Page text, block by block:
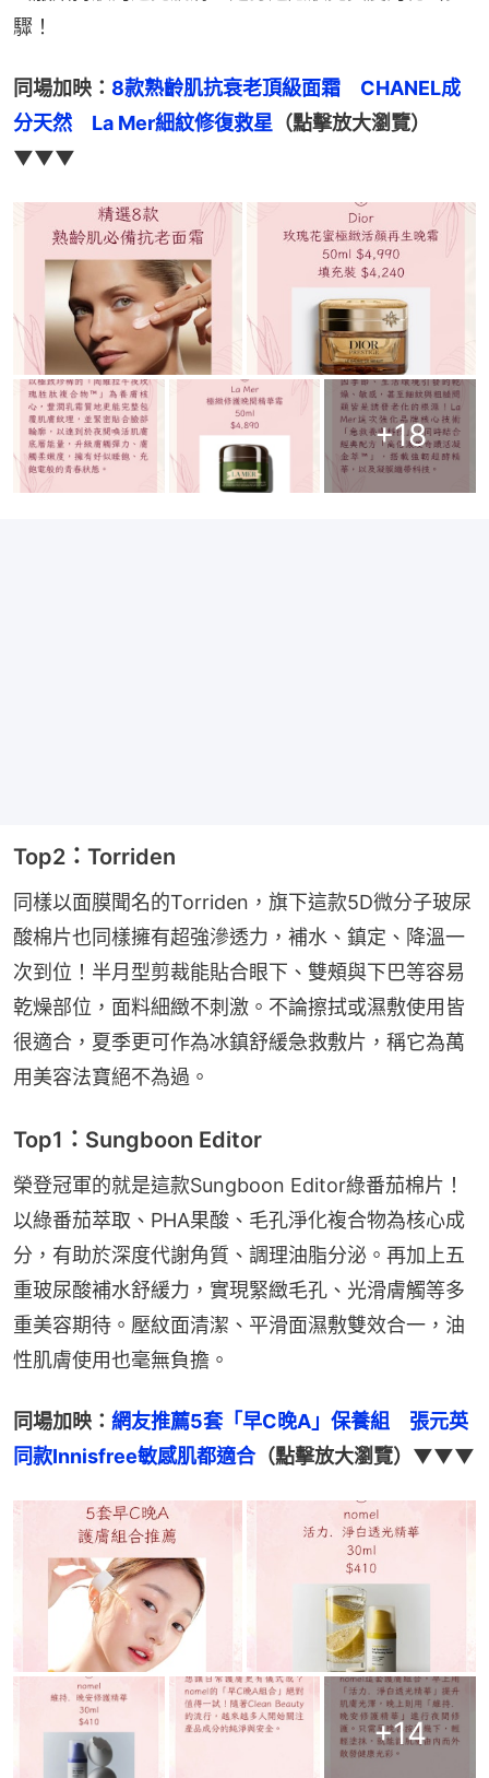
驟！
同場加映： 8款熟齡肌抗衰老頂級面霜　CHANEL成
分天然　La Mer細紋修復救星 （點擊放大瀏覽）
▼▼▼
+18
Top2：Torriden
同樣以面膜聞名的Torriden，旗下這款5D微分子玻尿
酸棉片也同樣擁有超強滲透力，補水、鎮定、降溫一
次到位！半月型剪裁能貼合眼下、雙頰與下巴等容易
乾燥部位，面料細緻不刺激。不論擦拭或濕敷使用皆
很適合，夏季更可作為冰鎮舒緩急救敷片，稱它為萬
用美容法寶絕不為過。
Top1：Sungboon Editor
榮登冠軍的就是這款Sungboon Editor綠番茄棉片！
以綠番茄萃取、PHA果酸、毛孔淨化複合物為核心成
分，有助於深度代謝角質、調理油脂分泌。再加上五
重玻尿酸補水舒緩力，實現緊緻毛孔、光滑膚觸等多
重美容期待。壓紋面清潔、平滑面濕敷雙效合一，油
性肌膚使用也毫無負擔。
同場加映： 網友推薦5套「早C晚A」保養組　張元英
同款Innisfree敏感肌都適合（點擊放大瀏覽）▼▼▼
+14